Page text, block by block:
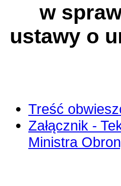
w
ustawy o
Treść
Załącznik -
Ministra